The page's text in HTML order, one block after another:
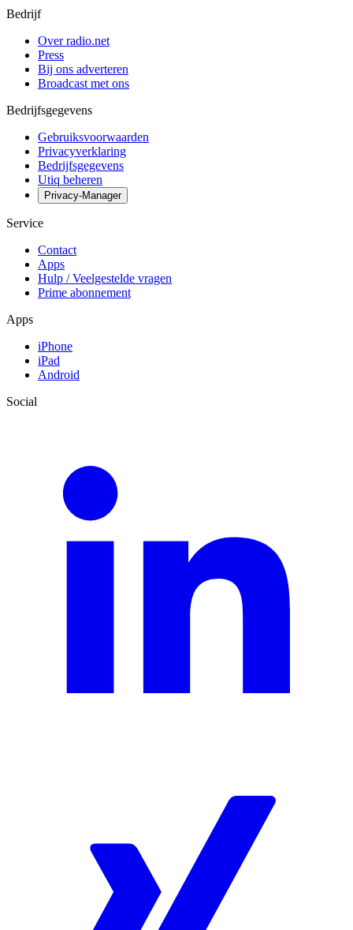
Bedrijf
Over radio.net
Press
Bij ons adverteren
Broadcast met ons
Bedrijfsgegevens
Gebruiksvoorwaarden
Privacyverklaring
Bedrijfsgegevens
Utiq beheren
Privacy-Manager
Service
Contact
Apps
Hulp / Veelgestelde vragen
Prime abonnement
Apps
iPhone
iPad
Android
Social